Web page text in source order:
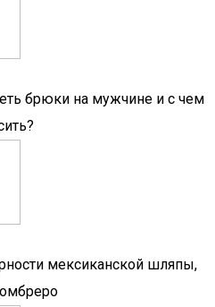
брюки на мужчине и с чем
мексиканской шляпы,